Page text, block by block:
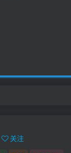
关注